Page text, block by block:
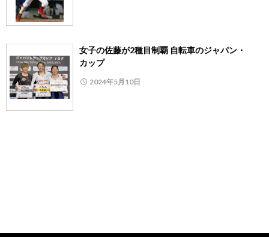
女子の佐藤が2種目制覇 自転車のジャパン・
カップ
2024年5月10日